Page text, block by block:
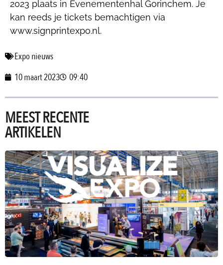
2023 plaats in Evenementenhal Gorinchem. Je
kan reeds je tickets bemachtigen via
www.signprintexpo.nl.
Expo nieuws
10 maart 2023
09:40
MEEST RECENTE
ARTIKELEN